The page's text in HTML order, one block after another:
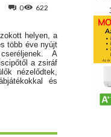
622
0
helyen, a
több éve nyújt
cseréljenek. A
a zsiráf
nézelődtek,
és